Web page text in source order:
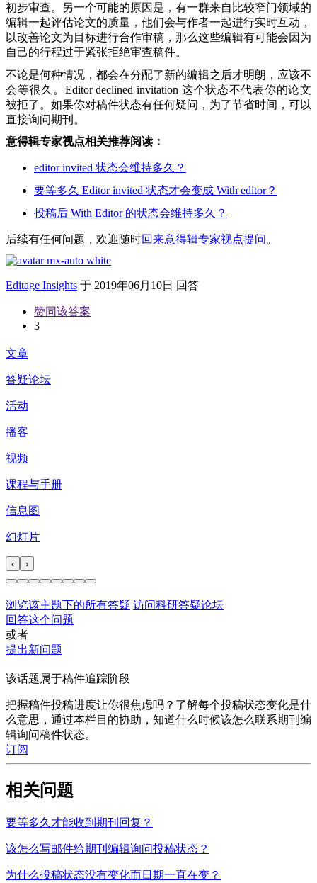
初步审查。另一个可能的原因是，有一群来自比较窄门领域的
编辑一起评估论文的质量，他们会与作者一起进行实时互动，
以改善论文为目标进行合作审稿，那么这些编辑有可能会因为
自己的行程过于紧张拒绝审查稿件。
不论是何种情况，都会在分配了新的编辑之后才明朗，应该不
会等很久。Editor declined invitation 这个状态不代表你的论文
被拒了。如果你对稿件状态有任何疑问，为了节省时间，可以
直接询问期刊。
意得辑专家视点相关推荐阅读：
editor invited 状态会维持多久？
要等多久 Editor invited 状态才会变成 With editor？
投稿后 With Editor 的状态会维持多久？
后续有任何问题，欢迎随时回来意得辑专家视点提问 。
Editage Insights 于 2019年06月10日 回答
赞同该答案
3
文章
答疑论坛
活动
播客
视频
课程与手册
信息图
幻灯片
‹ ›
浏览该主题下的所有答疑 访问科研答疑论坛
回答这个问题
或者
提出新问题
该话题属于稿件追踪阶段
把握稿件投稿进度让你很焦虑吗？了解每个投稿状态变化是什
么意思，通过本栏目的协助，知道什么时候该怎么联系期刊编
辑询问稿件状态。
订阅
相关问题
要等多久才能收到期刊回复？
该怎么写邮件给期刊编辑询问投稿状态？
为什么投稿状态没有变化而日期一直在变？